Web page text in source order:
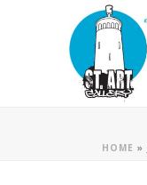
HOME »